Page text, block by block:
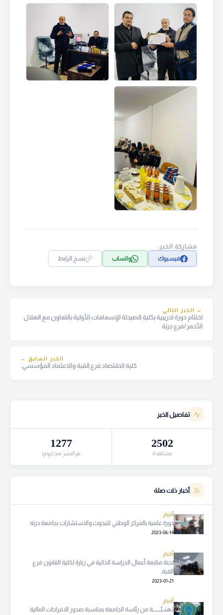
مشاركة الخبر:
فيسبوك
واتساب نسخ الرابط
→ الخبر التالي
اختتام دورة تدريبية بكلية الصيدلة للإسعافات الأولية بالتعاون مع الهلال
الأحمر/فرع درنة
الخبر السابق ←
كلية الاقتصاد فرع القبة والاعتماد المؤسسي.
تفاصيل الخبر
2502
مشاهدة
1277
تم النشر منذ (يوم)
أخبار ذات صلة
أخبار
دورة علمية بالمركز الوطني للبحوث والاستشارات بجامعة درنة
2023-06-14
أخبار
لجنة متابعة أعمال الدراسة الذاتية في زيارة لكلية القانون فرع
القبة.
2023-01-21
أخبار
تـهنــئــــــــة من رئاسة الجامعة بمناسبة صدور الافراجات المالية